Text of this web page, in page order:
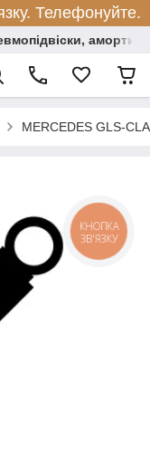
Телефонуйте.
MERCEDES GLS-
КНОПКА
ЗВ'ЯЗКУ